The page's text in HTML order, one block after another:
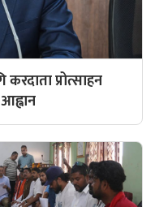
प्रोत्साहन